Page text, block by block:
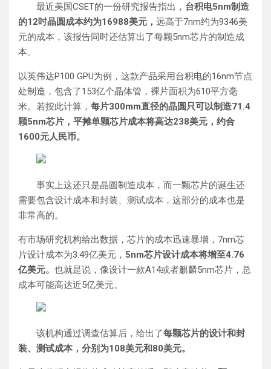
最近美国CSET的一份研究报告指出， 台积电5nm制造
的12吋晶圆成本约为16988美元， 远高于7nm约为9346美
元的成本，该报告同时还估算出了每颗5nm芯片的制造成
本。
以英伟达P100 GPU为例，这款产品采用台积电的16nm节点
处制造，包含了153亿个晶体管，裸片面积为610平方毫
米。若按此计算， 每片300mm直径的晶圆只可以制造71.4
颗5nm芯片，平摊单颗芯片成本将高达238美元，约合
1600元人民币。
事实上这还只是晶圆制造成本，而一颗芯片的诞生还
需要包含设计成本和封装、测试成本，这部分的成本也是
非常高的。
有市场研究机构给出数据，芯片的成本迅速暴增，7nm芯
片设计成本为3.49亿美元， 5nm芯片设计成本将增至4.76
亿美元。 也就是说，像设计一款A14或者麒麟5nm芯片，总
成本可能高达近5亿美元。
该机构通过调查估算后，给出了每颗芯片的设计和封
装、测试成本，分别为108美元和80美元。